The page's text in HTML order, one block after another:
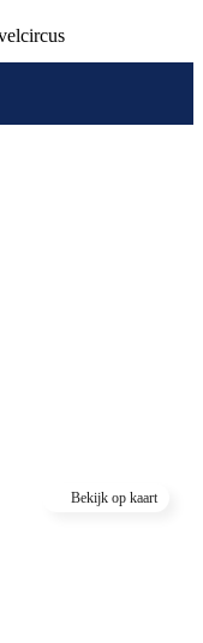
Bekijk op kaart